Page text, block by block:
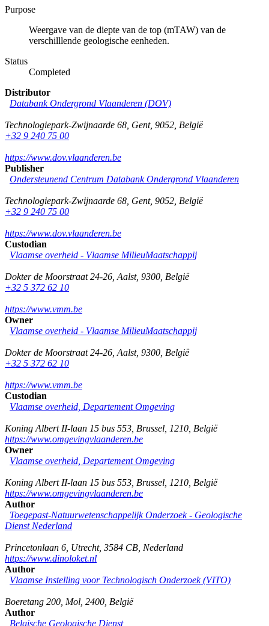
Purpose
Weergave van de diepte van de top (mTAW) van de
verschilllende geologische eenheden.
Status
Completed
Distributor
Databank Ondergrond Vlaanderen (DOV)
Technologiepark-Zwijnaarde 68 Gent, 9052 België
+32 9 240 75 00
https://www.dov.vlaanderen.be
Publisher
Ondersteunend Centrum Databank Ondergrond Vlaanderen
Technologiepark-Zwijnaarde 68 Gent, 9052 België
+32 9 240 75 00
https://www.dov.vlaanderen.be
Custodian
Vlaamse overheid - Vlaamse MilieuMaatschappij
Dokter de Moorstraat 24-26 Aalst, 9300 België
+32 5 372 62 10
https://www.vmm.be
Owner
Vlaamse overheid - Vlaamse MilieuMaatschappij
Dokter de Moorstraat 24-26 Aalst, 9300 België
+32 5 372 62 10
https://www.vmm.be
Custodian
Vlaamse overheid, Departement Omgeving
Koning Albert II-laan 15 bus 553 Brussel 1210 België
https://www.omgevingvlaanderen.be
Owner
Vlaamse overheid, Departement Omgeving
Koning Albert II-laan 15 bus 553 Brussel 1210 België
https://www.omgevingvlaanderen.be
Author
Toegepast-Natuurwetenschappelijk Onderzoek - Geologische
Dienst Nederland
Princetonlaan 6 Utrecht, 3584 CB Nederland
https://www.dinoloket.nl
Author
Vlaamse Instelling voor Technologisch Onderzoek (VITO)
Boeretang 200 Mol 2400 België
Author
Belgische Geologische Dienst